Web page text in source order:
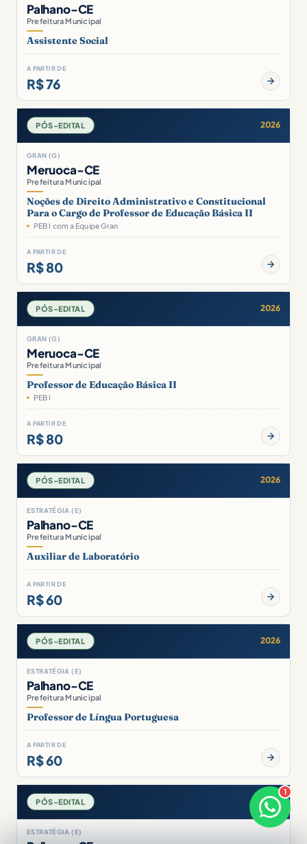
Palhano-CE
Prefeitura Municipal
Assistente Social
A PARTIR DE
R$ 76
PÓS-EDITAL 2026
GRAN (G)
Meruoca-CE
Prefeitura Municipal
Noções de Direito Administrativo e Constitucional
Para o Cargo de Professor de Educação Básica II
PEB I com a Equipe Gran
A PARTIR DE
R$ 80
PÓS-EDITAL 2026
GRAN (G)
Meruoca-CE
Prefeitura Municipal
Professor de Educação Básica II
PEB I
A PARTIR DE
R$ 80
PÓS-EDITAL 2026
ESTRATÉGIA (E)
Palhano-CE
Prefeitura Municipal
Auxiliar de Laboratório
A PARTIR DE
R$ 60
PÓS-EDITAL 2026
ESTRATÉGIA (E)
Palhano-CE
Prefeitura Municipal
Professor de Língua Portuguesa
A PARTIR DE
R$ 60
PÓS-EDITAL 2026
ESTRATÉGIA (E)
×
Responde em breve
1